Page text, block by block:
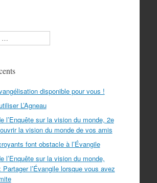
disponible pour vous !
L’Agneau
l’Enquête sur la vision du monde, 2e
la vision du monde de vos amis
font obstacle à l’Évangile
l’Enquête sur la vision du monde,
Partager l’Évangile lorsque vous avez